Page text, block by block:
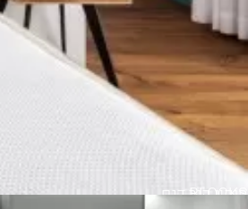
חיפוי קיר דגם
BLOCKS